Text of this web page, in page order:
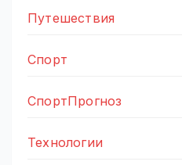
Путешествия
Спорт
СпортПрогноз
Технологии